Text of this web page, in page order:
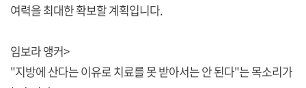
여력을 최대한 확보할 계획입니다.
임보라 앵커>
"지방에 산다는 이유로 치료를 못 받아서는 안 된다"는 목소리가